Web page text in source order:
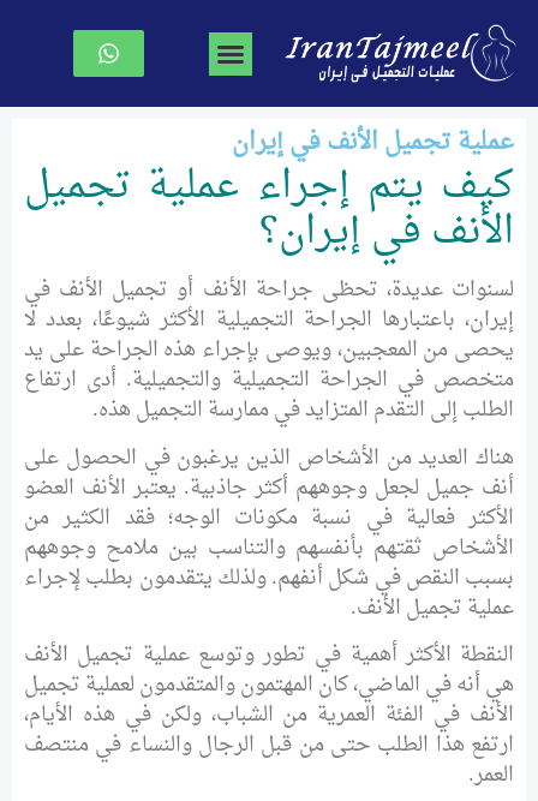
عملية تجميل الأنف في إيران
كيف يتم إجراء عملية تجميل
الأنف في إيران؟
لسنوات عديدة، تحظى جراحة الأنف أو تجميل الأنف في
إيران، باعتبارها الجراحة التجميلية الأكثر شيوعًا، بعدد لا
يحصى من المعجبين، ويوصى بإجراء هذه الجراحة على يد
متخصص في الجراحة التجميلية والتجميلية. أدى ارتفاع
الطلب إلى التقدم المتزايد في ممارسة التجميل هذه.
هناك العديد من الأشخاص الذين يرغبون في الحصول على
أنف جميل لجعل وجوههم أكثر جاذبية. يعتبر الأنف العضو
الأكثر فعالية في نسبة مكونات الوجه؛ فقد الكثير من
الأشخاص ثقتهم بأنفسهم والتناسب بين ملامح وجوههم
بسبب النقص في شكل أنفهم. ولذلك يتقدمون بطلب لإجراء
عملية تجميل الأنف.
النقطة الأكثر أهمية في تطور وتوسع عملية تجميل الأنف
هي أنه في الماضي، كان المهتمون والمتقدمون لعملية تجميل
الأنف في الفئة العمرية من الشباب، ولكن في هذه الأيام،
ارتفع هذا الطلب حتى من قبل الرجال والنساء في منتصف
العمر.